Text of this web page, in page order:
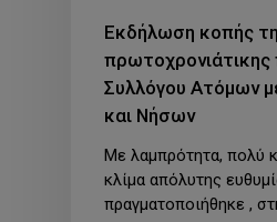
Εκδήλωση κοπής
πρωτοχρονιάτικης
Συλλόγου Ατόμων
και Νήσων
Με λαμπρότητα, πολύ
κλίμα απόλυτης
πραγματοποιήθηκε ,